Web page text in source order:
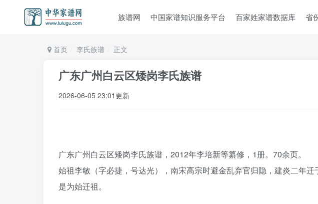
族谱网 中国家谱知识服务平台 百家姓家谱数据库 省
首页 李氏族谱 正文
广东广州白云区矮岗李氏族谱
2026-06-05 23:01更新
广东广州白云区矮岗李氏族谱，2012年李培新等纂修，1册。70余页。
始祖李敏（字必捷，号达光），南宋高宗时避金乱弃官归隐，建炎二年
是为始迁祖。